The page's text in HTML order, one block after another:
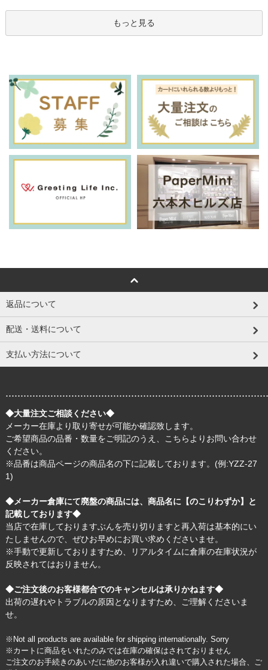
もっと見る
返品について
配送・送料について
支払い方法について
◆大量注文ご相談ください◆
メーカー在庫より取り寄せが可能か確認致します。
ご希望商品の品番・数量をご明記のうえ、
こちら よりお問い合わせ
ください。
※品番は商品ページの商品名の下に記載しております。(例:YZZ-27
1)
◆メーカー倉庫にて廃盤の商品には、商品名に【のこりわずか】と
記載しております◆
当店で在庫しておりますぶんを売り切りますと再入荷は基本的にい
たしませんので、ぜひお早めにお買い求めくださいませ。
※手動で更新しておりますため、リアルタイムに倉庫の在庫状況が
反映されてはおりません。
◆ご注文後のお客様都合でのキャンセルは承りかねます◆
出荷の遅れやトラブルの原因となりますため、ご理解くださいま
せ。
※Not all products are available for shipping internationally. Sorry
※カートに商品をいれたのみでは在庫の確保はされておりません
ご注文のお手続きのあいだに他のお客様が入れ違いで購入された場合、ご